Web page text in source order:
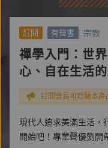
訂閱 有聲書 宗教
禪學入門：世
心、自在生活
訂閱會員可聆聽本產
現代人追求美滿生活，
開始吧！專業聲優劉開